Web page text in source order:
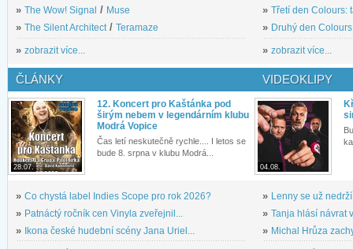
» The Wow! Signal / Muse
» The Silent Architect/ Teramaze
» zobrazit více...
» Třetí den Colours:
» Druhý den
» zobrazit více...
ČLÁNKY
28.07.
12. Koncert pro Kaštánka pod
širým nebem v legendárním klubu
Modrá Vopice
Čas letí neskutečně rychle.... I letos se
bude 8. srpna v klubu Modrá...
» Co chystá label Indies Scope pro rok 2026?
» Patnáctý ročník cen Vinyla zveřejnil...
» Ikona české hudební scény Jana Uriel...
VIDEOKLIPY
04.08.
» Lenny se už
» Tanja hlásí návrat
» Michal Hrůza